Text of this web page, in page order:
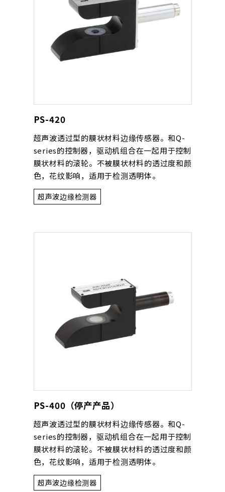
PS-420
超声波透过型的膜状材料边缘传感器。和Q-
series的控制器，驱动机组合在一起用于控制
膜状材料的滚轮。不被膜状材料的透过度和颜
色，花纹影响，适用于检测透明体。
超声波边缘检测器
PS-400（停产产品）
超声波透过型的膜状材料边缘传感器。和Q-
series的控制器，驱动机组合在一起用于控制
膜状材料的滚轮。不被膜状材料的透过度和颜
色，花纹影响，适用于检测透明体。
超声波边缘检测器